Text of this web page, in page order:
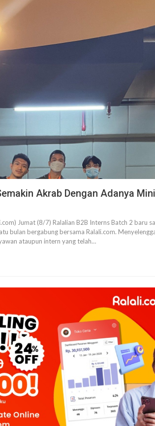
Akrab Dengan Adanya
Jumat (8/7) Ralalian B2B Interns Batch 2 baru
bulan bergabung bersama Ralali.com.
ataupun intern yang telah…